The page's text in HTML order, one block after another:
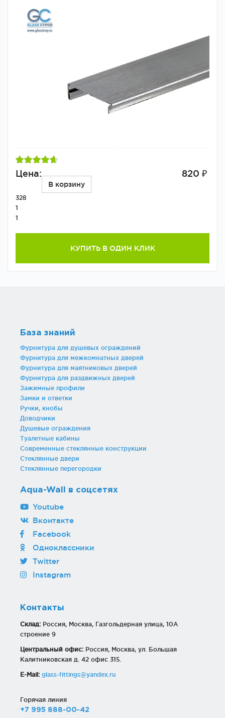
Цена: 820 ₽
В корзину
328
1
1
КУПИТЬ В ОДИН КЛИК
База знаний
Фурнитура для душевых ограждений
Фурнитура для межкомнатных дверей
Фурнитура для маятниковых дверей
Фурнитура для раздвижных дверей
Зажимные профили
Замки и ответки
Ручки, кнобы
Доводчики
Душевые ограждения
Туалетные кабины
Современные стеклянные конструкции
Стеклянные двери
Стеклянные перегородки
Aqua-Wall в соцсетях
Youtube
Вконтакте
Facebook
Одноклассники
Twitter
Instagram
Контакты
Склад: Россия, Москва, Газгольдерная улица, 10А
строение 9
Центральный офис: Россия, Москва, ул. Большая
Калитниковская д. 42 офис 315.
E-Mail: glass-fittings@yandex.ru
Горячая линия
+7 995 888-00-42